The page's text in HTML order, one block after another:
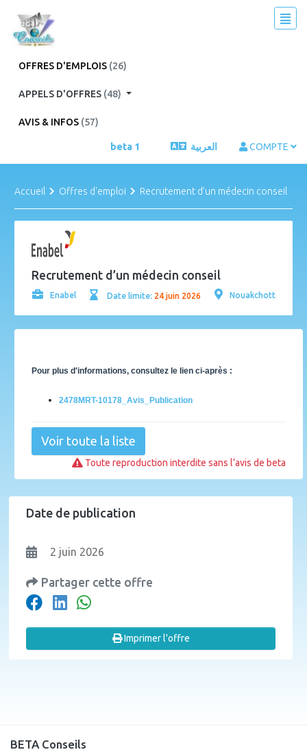
OFFRES D'EMPLOIS (26)
APPELS D'OFFRES (48)
AVIS & INFOS (57)
beta 1 العربية COMPTE
Accueil Offres d'emploi Recrutement d’un médecin conseil
Recrutement d’un médecin conseil
Enabel Date limite: 24 juin 2026 Nouakchott
Pour plus d'informations, consultez le lien ci-après :
2478MRT-10178_Avis_Publication
Voir toute la liste
Toute reproduction interdite sans l’avis de beta
Date de publication
2 juin 2026
Partager cette offre
Imprimer l'offre
BETA Conseils